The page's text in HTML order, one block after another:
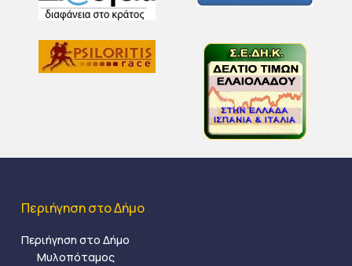
Περιήγηση στο Δήμο
Περιήγηση στο Δήμο
Μυλοπόταμος